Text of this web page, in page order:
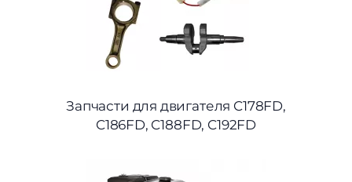
Запчасти для двигателя C178FD,
C186FD, C188FD, C192FD